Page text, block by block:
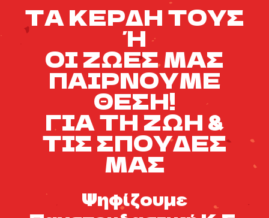
ΤΑ ΚΕΡΔΗ ΤΟΥΣ
Ή
ΟΙ ΖΩΕΣ ΜΑΣ
ΠΑΙΡΝΟΥΜΕ
ΘΕΣΗ!
ΓΙΑ ΤΗ ΖΩΗ &
ΤΙΣ ΣΠΟΥΔΕΣ
ΜΑΣ
Ψηφίζουμε